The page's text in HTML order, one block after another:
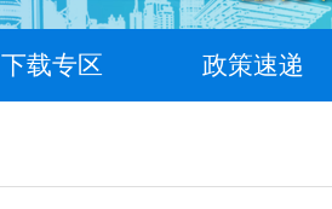
下载专区 政策速递